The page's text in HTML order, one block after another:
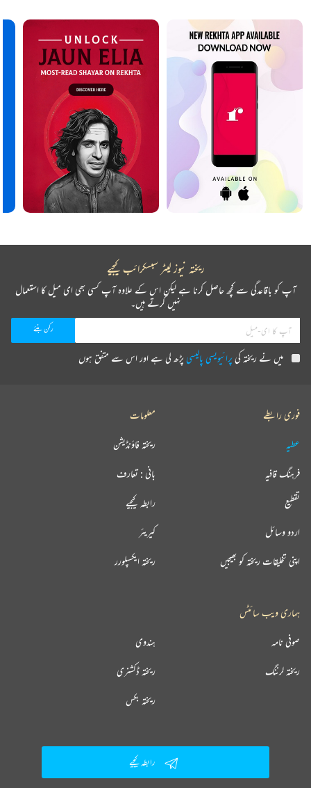
ریختہ نیوز لیٹر سبسکرائب کیجیے
آپ کو باقاعدگی سے کچھ حاصل کرنا ہے لیکن اس کے علاوہ آپ کسی بھی ای میل کا استعمال
نہیں کرتے ہیں۔
میں نے ریختہ کیپرائیویسی پالیسیپڑھ لی ہے اور اس سے متفق ہوں
فوری رابطے
عطیہ
فرہنگ قافیہ
تقطیع
اردو وسائل
اپنی تخلیقات ریختہ کو بھیجیں
معلومات
ریختہ فاؤنڈیشن
بانی : تعارف
رابطہ کیجیے
کیریئر
ریختہ ایکسپلورر
ہماری ویب سائٹس
ہندوی صوفی نامہ
ریختہ ڈکشنری ریختہ لرننگ
ریختہ بکس
رابطہ کیجیے